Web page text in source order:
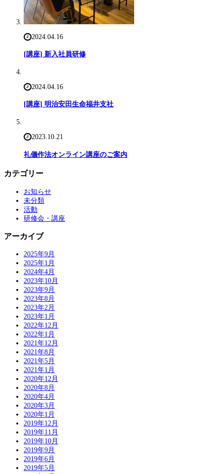
2024.04.16
[講座] 新入社員研修
2024.04.16
[講座] 明治安田生命福井支社
2023.10.21
礼儀作法オンライン講座のご案内
カテゴリー
お知らせ
未分類
活動
研修会・講座
アーカイブ
2025年9月
2025年1月
2024年4月
2023年10月
2023年9月
2023年8月
2023年2月
2023年1月
2022年12月
2022年1月
2021年12月
2021年8月
2021年5月
2021年1月
2020年12月
2020年8月
2020年4月
2020年3月
2020年1月
2019年12月
2019年11月
2019年10月
2019年9月
2019年6月
2019年5月